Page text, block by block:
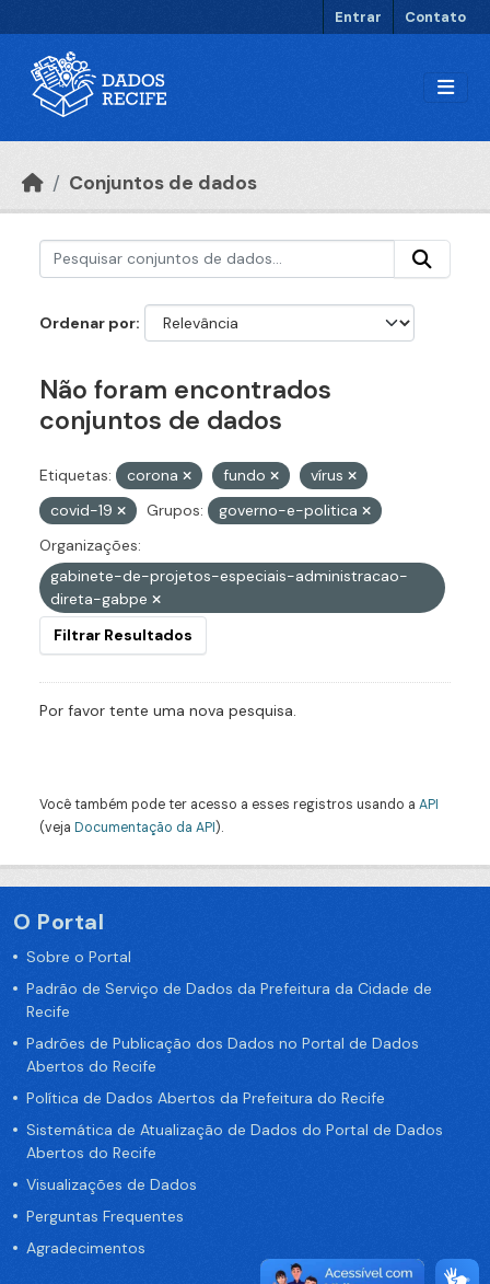
Entrar Contato
Conjuntos de dados
Ordenar por
Não foram encontrados
conjuntos de dados
Etiquetas: corona fundo
vírus
covid-19
Grupos:
governo-e-politica
Organizações:
gabinete-de-projetos-especiais-administracao-
direta-gabpe
Filtrar Resultados
Por favor tente uma nova pesquisa.
Você também pode ter acesso a esses registros usando a API
(veja Documentação da API).
O Portal
Sobre o Portal
Padrão de Serviço de Dados da Prefeitura da Cidade de
Recife
Padrões de Publicação dos Dados no Portal de Dados
Abertos do Recife
Política de Dados Abertos da Prefeitura do Recife
Sistemática de Atualização de Dados do Portal de Dados
Abertos do Recife
Visualizações de Dados
Perguntas Frequentes
Agradecimentos